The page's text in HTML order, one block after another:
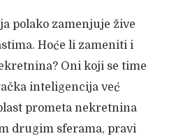
polako zamenjuje žive
Hoće li zameniti i
Oni koji se time
inteligencija već
prometa nekretnina
drugim sferama, pravi